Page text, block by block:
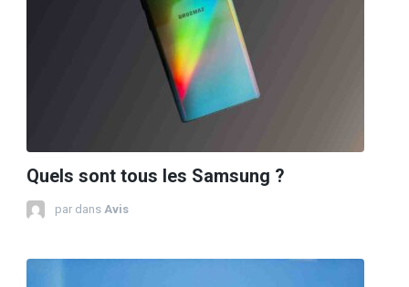
Quels sont tous les Samsung ?
par dans Avis